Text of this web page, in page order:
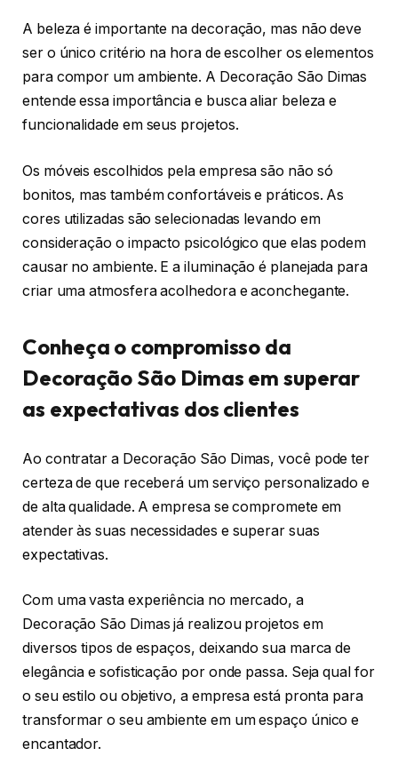
A beleza é importante na decoração, mas não deve
ser o único critério na hora de escolher os elementos
para compor um ambiente. A Decoração São Dimas
entende essa importância e busca aliar beleza e
funcionalidade em seus projetos.
Os móveis escolhidos pela empresa são não só
bonitos, mas também confortáveis e práticos. As
cores utilizadas são selecionadas levando em
consideração o impacto psicológico que elas podem
causar no ambiente. E a iluminação é planejada para
criar uma atmosfera acolhedora e aconchegante.
Conheça o compromisso da
Decoração São Dimas em superar
as expectativas dos clientes
Ao contratar a Decoração São Dimas, você pode ter
certeza de que receberá um serviço personalizado e
de alta qualidade. A empresa se compromete em
atender às suas necessidades e superar suas
expectativas.
Com uma vasta experiência no mercado, a
Decoração São Dimas já realizou projetos em
diversos tipos de espaços, deixando sua marca de
elegância e sofisticação por onde passa. Seja qual for
o seu estilo ou objetivo, a empresa está pronta para
transformar o seu ambiente em um espaço único e
encantador.